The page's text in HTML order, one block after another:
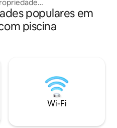
por
para
bilhar,
de ar,
portão
com en-suite -
casa é adornada
acessórios de
king/queen com
projetada e
populares em
piscina
Wi-Fi